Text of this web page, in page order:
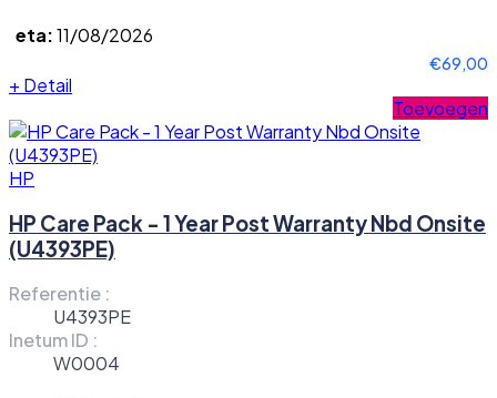
eta:11/08/2026
€69,00
+ Detail
Toevoegen
HP
HP Care Pack - 1 Year Post Warranty Nbd Onsite
(U4393PE)
Referentie :
U4393PE
Inetum ID :
W0004